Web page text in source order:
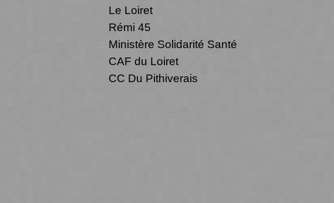
Le Loiret
Rémi 45
Ministère Solidarité Santé
CAF du Loiret
CC Du Pithiverais